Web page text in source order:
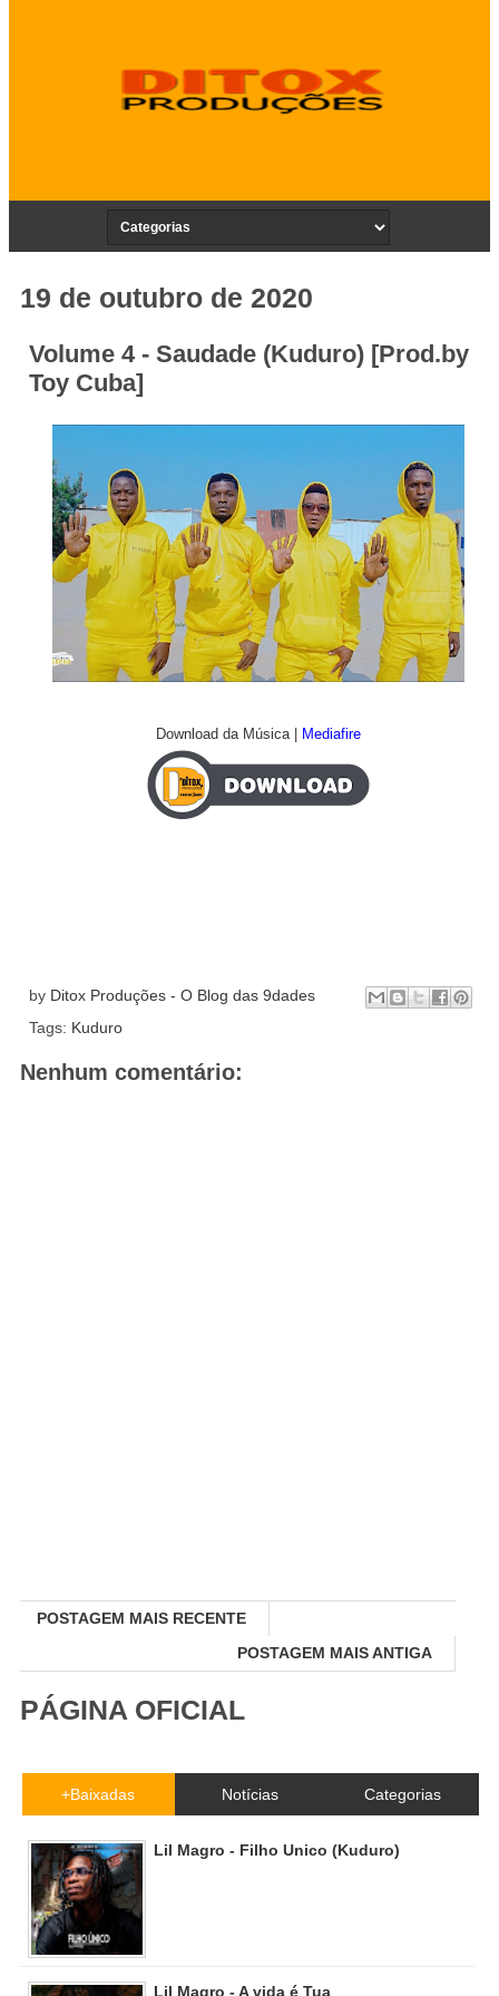
19 de outubro de 2020
Volume 4 - Saudade (Kuduro) [Prod.by
Toy Cuba]
Download da Música | Mediafire
by Ditox Produções - O Blog das 9dades
Tags: Kuduro
Nenhum comentário:
POSTAGEM MAIS RECENTE
POSTAGEM MAIS ANTIGA
PÁGINA OFICIAL
+Baixadas Notícias Categorias
Lil Magro - Filho Unico (Kuduro)
Lil Magro - A vida é Tua